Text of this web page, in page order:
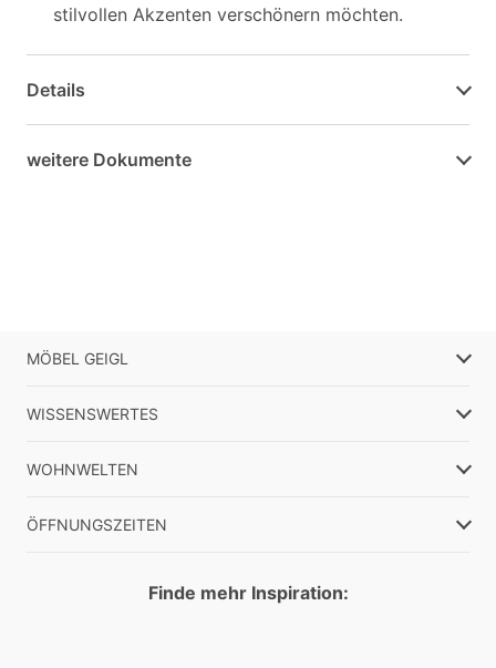
stilvollen Akzenten verschönern möchten.
Details
weitere Dokumente
MÖBEL GEIGL
WISSENSWERTES
WOHNWELTEN
ÖFFNUNGSZEITEN
Finde mehr Inspiration: